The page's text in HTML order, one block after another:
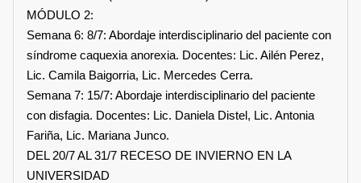
MÓDULO 2:
Semana 6: 8/7: Abordaje interdisciplinario del paciente con
síndrome caquexia anorexia. Docentes: Lic. Ailén Perez,
Lic. Camila Baigorria, Lic. Mercedes Cerra.
Semana 7: 15/7: Abordaje interdisciplinario del paciente
con disfagia. Docentes: Lic. Daniela Distel, Lic. Antonia
Fariña, Lic. Mariana Junco.
DEL 20/7 AL 31/7 RECESO DE INVIERNO EN LA
UNIVERSIDAD